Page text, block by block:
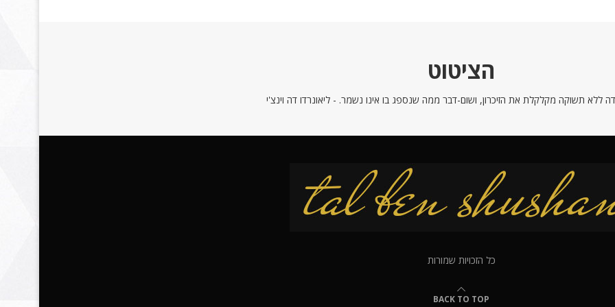
הציטוט
ללא תשוקה מקלקלת את הזיכרון, ושום-דבר ממה שנספג בו אינו נשמר. - ליאונרדו דה וינצ'י
כל הזכויות שמורות
BACK TO TOP